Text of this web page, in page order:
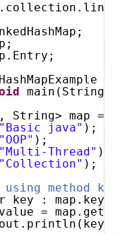
{
main(String
String> map =
"Basic java" );
"OOP" );
"Multi-Thread" );
"Collection" );
using method
key :
=